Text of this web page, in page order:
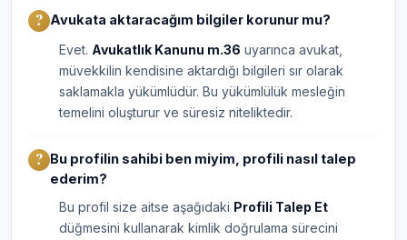
Avukata aktaracağım bilgiler korunur mu?
Evet. Avukatlık Kanunu m.36 uyarınca avukat,
müvekkilin kendisine aktardığı bilgileri sır olarak
saklamakla yükümlüdür. Bu yükümlülük mesleğin
temelini oluşturur ve süresiz niteliktedir.
Bu profilin sahibi ben miyim, profili nasıl talep
ederim?
Bu profil size aitse aşağıdaki Profili Talep Et
düğmesini kullanarak kimlik doğrulama sürecini